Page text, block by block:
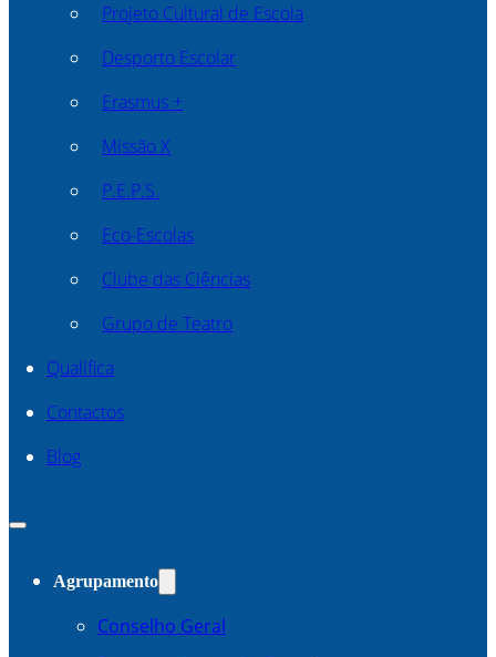
Projeto Cultural de Escola
Desporto Escolar
Erasmus +
Missão X
P.E.P.S.
Eco-Escolas
Clube das Ciências
Grupo de Teatro
Qualifica
Contactos
Blog
Agrupamento
Conselho Geral